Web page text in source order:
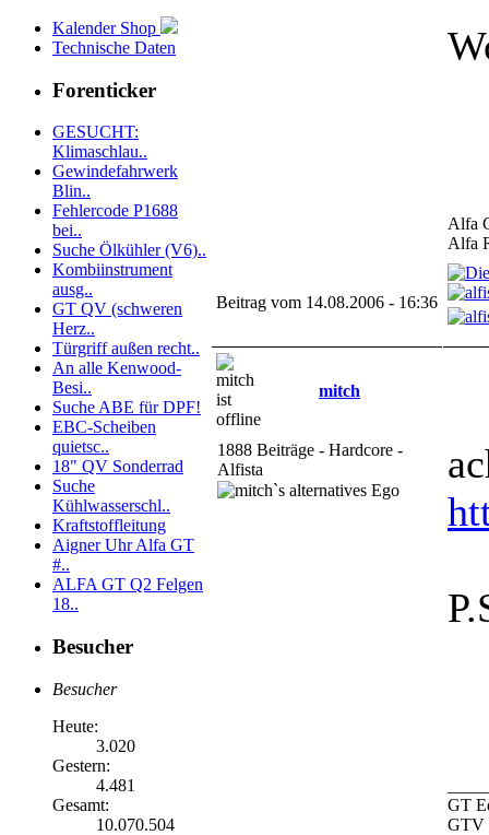
Kalender Shop
Technische Daten
Forenticker
GESUCHT:
Klimaschlau..
Gewindefahrwerk
Blin..
Fehlercode P1688
bei..
Suche Ölkühler (V6)..
Kombiinstrument
ausg..
GT QV (schweren
Herz..
Türgriff außen recht..
An alle Kenwood-
Besi..
Suche ABE für DPF!
EBC-Scheiben
quietsc..
18" QV Sonderrad
Suche
Kühlwasserschl..
Kraftstoffleitung
Aigner Uhr Alfa GT
#..
ALFA GT Q2 Felgen
18..
Besucher
Besucher
Heute:
3.020
Gestern:
4.481
Gesamt:
10.070.504
Alfa
Alfa
Beitrag vom 14.08.2006 - 16:36
mitch
1888 Beiträge - Hardcore -
Alfista
GT
GTV